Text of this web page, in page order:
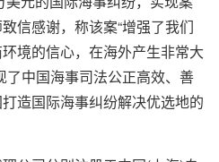
信感谢，称该案“增强了我们
境的信心，在海外产生非常大
了中国海事司法公正高效、善
造国际海事纠纷解决优选地的